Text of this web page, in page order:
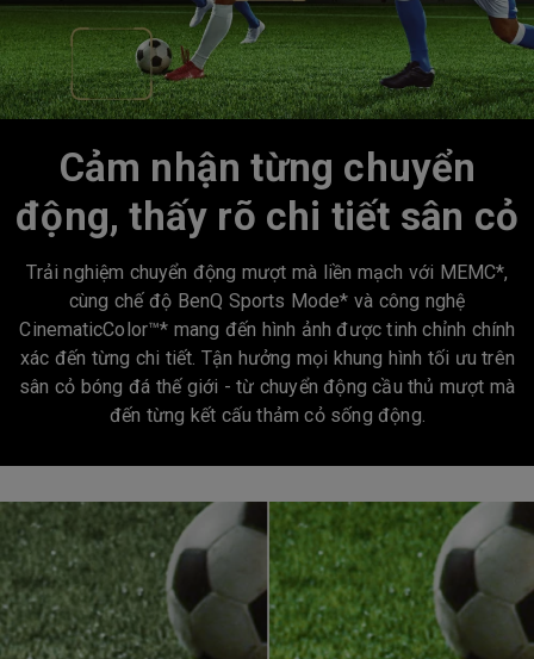
Cảm nhận từng chuyển
động, thấy rõ chi tiết sân cỏ
Trải nghiệm chuyển động mượt mà liền mạch với MEMC*,
cùng chế độ BenQ Sports Mode* và công nghệ
CinematicColor™* mang đến hình ảnh được tinh chỉnh chính
xác đến từng chi tiết. Tận hưởng mọi khung hình tối ưu trên
sân cỏ bóng đá thế giới - từ chuyển động cầu thủ mượt mà
đến từng kết cấu thảm cỏ sống động.